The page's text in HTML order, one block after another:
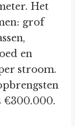
Het
grof
en
stroom.
€300.000.